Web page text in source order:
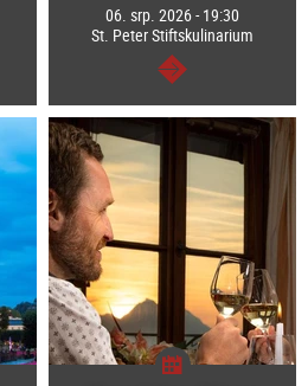
06. srp. 2026 - 19:30
St. Peter Stiftskulinarium
continue